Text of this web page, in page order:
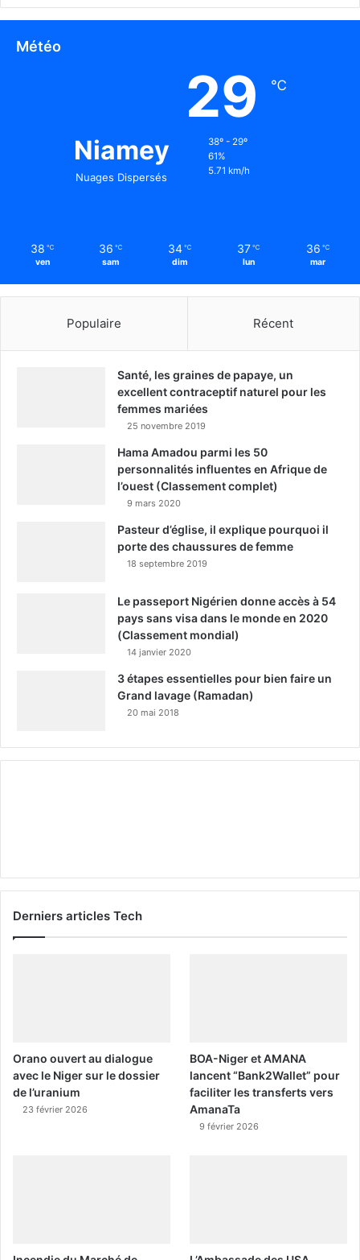
Météo
Niamey
Nuages Dispersés
29 ℃
38º - 29º
61%
5.71 km/h
38 ℃
ven
36 ℃
sam
34 ℃
dim
37 ℃
lun
36 ℃
mar
Populaire Récent
Santé, les graines de papaye, un
excellent contraceptif naturel pour les
femmes mariées
25 novembre 2019
Hama Amadou parmi les 50
personnalités influentes en Afrique de
l’ouest (Classement complet)
9 mars 2020
Pasteur d’église, il explique pourquoi il
porte des chaussures de femme
18 septembre 2019
Le passeport Nigérien donne accès à 54
pays sans visa dans le monde en 2020
(Classement mondial)
14 janvier 2020
3 étapes essentielles pour bien faire un
Grand lavage (Ramadan)
20 mai 2018
Derniers articles Tech
Orano ouvert au dialogue
avec le Niger sur le dossier
de l’uranium
23 février 2026
BOA-Niger et AMANA
lancent “Bank2Wallet” pour
faciliter les transferts vers
AmanaTa
9 février 2026